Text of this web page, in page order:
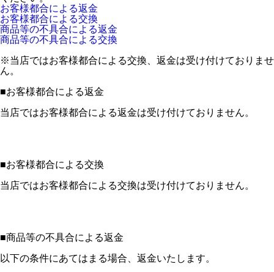
お客様都合による返金
お客様都合による交換
商品等の不具合による返金
商品等の不具合による交換
※当店ではお客様都合による交換、返金は受け付けておりませ
ん。
■お客様都合による返金
当店ではお客様都合による返金は受け付けておりません。
■お客様都合による交換
当店ではお客様都合による交換は受け付けておりません。
■商品等の不具合による返金
以下の条件にあてはまる場合、返金いたします。